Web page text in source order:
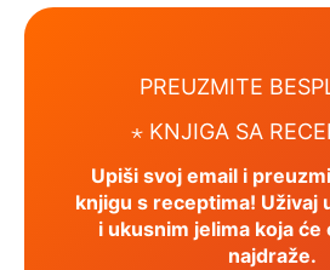
PREUZMITE
⋆ KNJIGA SA
Upiši svoj email i
knjigu s receptima! Uživaj
i ukusnim jelima koja
najdraže.